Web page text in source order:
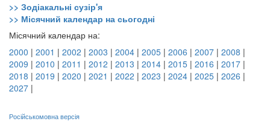
>> Зодіакальні сузір'я
>> Місячний календар на сьогодні
Місячний календар на:
2000 | 2001 | 2002 | 2003 | 2004 | 2005 | 2006 | 2007 | 2008 |
2009 | 2010 | 2011 | 2012 | 2013 | 2014 | 2015 | 2016 | 2017 |
2018 | 2019 | 2020 | 2021 | 2022 | 2023 | 2024 | 2025 | 2026 |
2027 |
Російськомовна версія